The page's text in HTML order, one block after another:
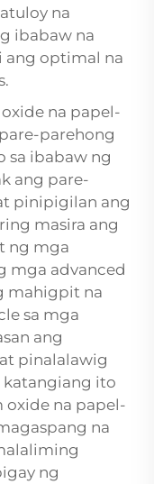
na
ibabaw na
optimal na
na papel-
parehong
sa ibabaw ng
ang pare-
pinipigilan ang
masira ang
ng mga
mga advanced
mahigpit na
sa mga
ang
pinalalawig
katangiang ito
na papel-
na
ng